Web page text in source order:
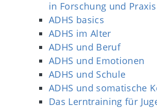
in Forschung und Praxis
ADHS basics
ADHS im Alter
ADHS und Beruf
ADHS und Emotionen
ADHS und Schule
ADHS und somatische
Das Lerntraining für